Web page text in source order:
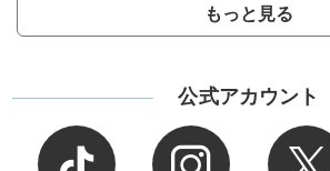
もっと見る
公式アカウント